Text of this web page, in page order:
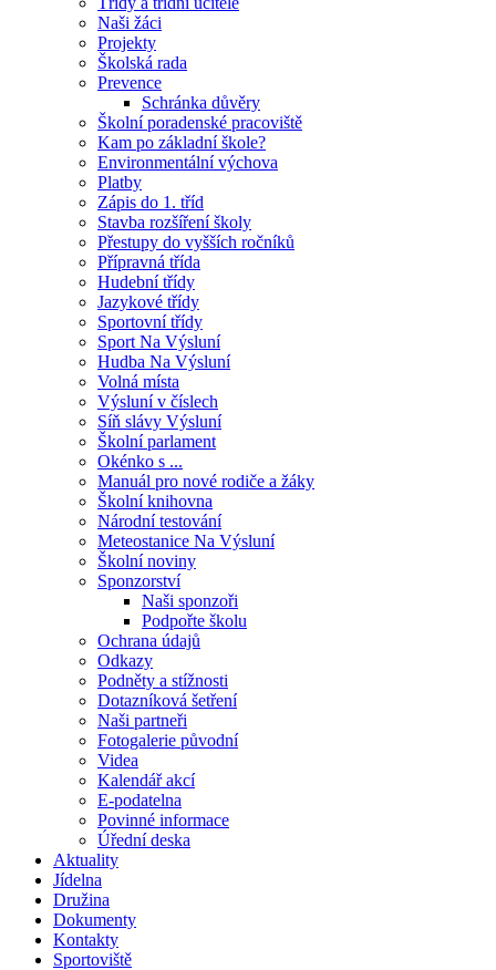
Naši žáci
Projekty
Školská rada
Prevence
Schránka důvěry
Školní poradenské pracoviště
Kam po základní škole?
Environmentální výchova
Platby
Zápis do 1. tříd
Stavba rozšíření školy
Přestupy do vyšších ročníků
Přípravná třída
Hudební třídy
Jazykové třídy
Sportovní třídy
Sport Na Výsluní
Hudba Na Výsluní
Volná místa
Výsluní v číslech
Síň slávy Výsluní
Školní parlament
Okénko s ...
Manuál pro nové rodiče a žáky
Školní knihovna
Národní testování
Meteostanice Na Výsluní
Školní noviny
Sponzorství
Naši sponzoři
Podpořte školu
Ochrana údajů
Odkazy
Podněty a stížnosti
Dotazníková šetření
Naši partneři
Fotogalerie původní
Videa
Kalendář akcí
E-podatelna
Povinné informace
Úřední deska
Aktuality
Jídelna
Družina
Dokumenty
Kontakty
Sportoviště